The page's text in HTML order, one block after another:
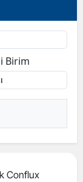
Birim
Conflux